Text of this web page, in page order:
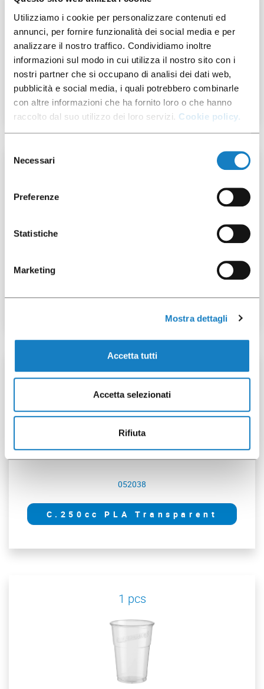
Utilizziamo i cookie per personalizzare contenuti ed
annunci, per fornire funzionalità dei social media e per
analizzare il nostro traffico. Condividiamo inoltre
informazioni sul modo in cui utilizza il nostro sito con i
nostri partner che si occupano di analisi dei dati web,
pubblicità e social media, i quali potrebbero combinarle
con altre informazioni che ha fornito loro o che hanno
raccolto dal suo utilizzo dei loro servizi. Cookie policy.
delNecessari
Preferenze
Statistiche
Marketing
Mostra dettagli
Accetta tutti
Accetta selezionati
Rifiuta
292015
Flat Lid PET Cross Cut for
C.160/205/250/300cc
50 pcs
052038
C.250cc PLA Transparent
1 pcs